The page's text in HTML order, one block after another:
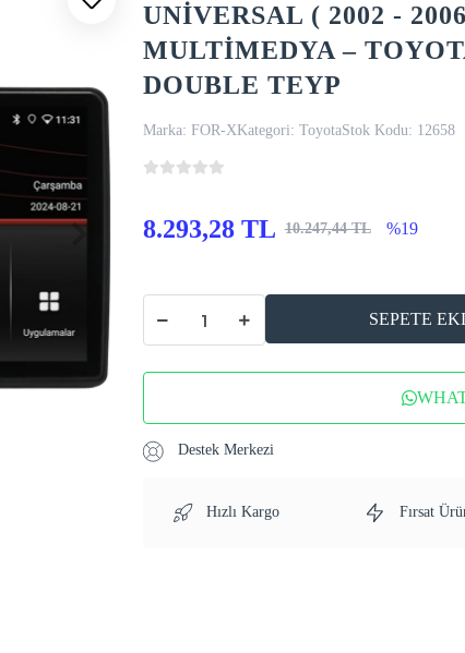
UNİVERSAL ( 2002 -
MULTİMEDYA –
DOUBLE TEYP
Marka: FOR-XKategori: ToyotaStok Kodu: 12658
8.293,28 TL 10.247,44 TL %19
SEPETE
Destek Merkezi
Hızlı Kargo Fırsat